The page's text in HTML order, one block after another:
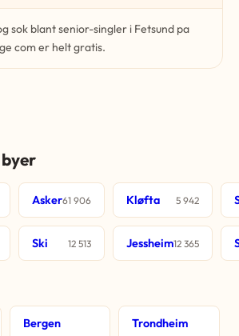
sok blant senior-singler i Fetsund pa
com er helt gratis.
Asker61 906 Kløfta 5 942
Ski 12 513 Jessheim12 365
Bergen Trondheim